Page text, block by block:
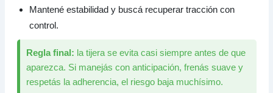
Mantené estabilidad y buscá recuperar tracción con
control.
Regla final: la tijera se evita casi siempre antes de que
aparezca. Si manejás con anticipación, frenás suave y
respetás la adherencia, el riesgo baja muchísimo.